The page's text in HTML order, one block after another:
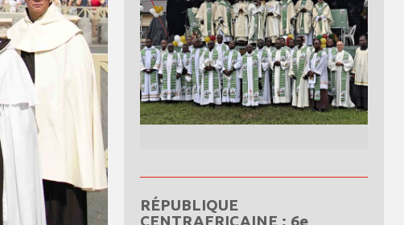
RÉPUBLIQUE
CENTRAFRICAINE : 6e